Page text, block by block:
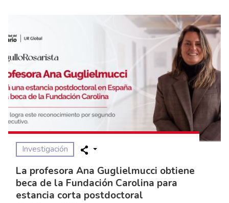
Investigación
La profesora Ana Guglielmucci obtiene
beca de la Fundación Carolina para
estancia corta postdoctoral